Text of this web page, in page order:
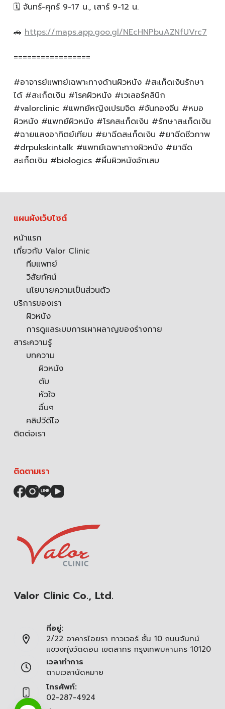
🗓️ จันทร์-ศุกร์ 9-17 น., เสาร์ 9-12 น.
🚗 https://maps.app.goo.gl/NEcHNPbuAZNfUVrc7
=================
#อาจารย์แพทย์เฉพาะทางด้านผิวหนัง #สะเก็ดเงินรักษา
ได้ #สะเก็ดเงิน #โรคผิวหนัง #เวเลอร์คลินิก
#valorclinic #แพทย์หญิงเปรมจิต #จันทองจีน #หมอ
ผิวหนัง #แพทย์ผิวหนัง #โรคสะเก็ดเงิน #รักษาสะเก็ดเงิน
#ฉายแสงอาทิตย์เทียม #ยาฉีดสะเก็ดเงิน #ยาฉีดชีวภาพ
#drpukskintalk #แพทย์เฉพาะทางผิวหนัง #ยาฉีด
สะเก็ดเงิน #biologics #ผื่นผิวหนังอักเสบ
แผนผังเว็บไซต์
หน้าแรก
เกี่ยวกับ Valor Clinic
ทีมแพทย์
วิสัยทัศน์
นโยบายความเป็นส่วนตัว
บริการของเรา
ผิวหนัง
การดูแลระบบการเผาผลาญของร่างกาย
สาระความรู้
บทความ
ผิวหนัง
ตับ
หัวใจ
อื่นๆ
คลิปวีดีโอ
ติดต่อเรา
ติดตามเรา
Valor Clinic Co., Ltd.
ที่อยู่:
2/22 อาคารไอยรา ทาวเวอร์ ชั้น 10 ถนนจันทน์
แขวงทุ่งวัดดอน เขตสาทร กรุงเทพมหานคร 10120
เวลาทำการ
ตามเวลานัดหมาย
โทรศัพท์:
02-287-4924